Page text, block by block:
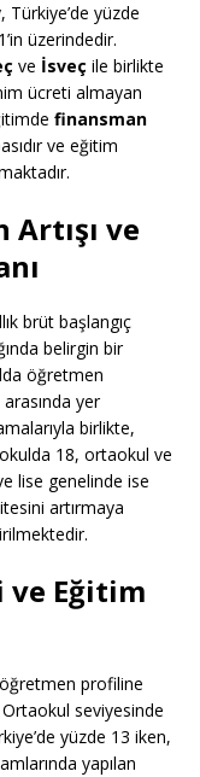
Türkiye’de yüzde
üzerindedir.
ve İsveç ile birlikte
ücreti almayan
finansman
ve eğitim
Artışı ve
brüt başlangıç
belirgin bir
öğretmen
yer
birlikte,
18, ortaokul ve
lise genelinde ise
artırmaya
ve Eğitim
profiline
seviyesinde
yüzde 13 iken,
yapılan